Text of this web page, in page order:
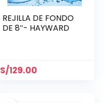
REJILLA DE FONDO
DE 8″- HAYWARD
S/129.00